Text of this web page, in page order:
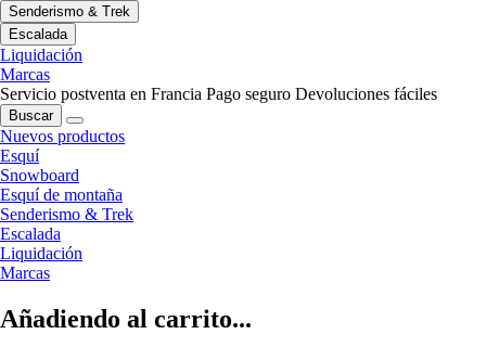
Senderismo & Trek
Escalada
Liquidación
Marcas
Servicio postventa en Francia Pago seguro Devoluciones fáciles
Buscar
Nuevos productos
Esquí
Snowboard
Esquí de montaña
Senderismo & Trek
Escalada
Liquidación
Marcas
Añadiendo al carrito...